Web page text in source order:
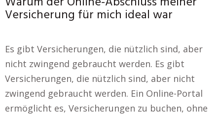
Versicherung für mich ideal war
Es gibt Versicherungen, die nützlich sind, aber
nicht zwingend gebraucht werden. Es gibt
Versicherungen, die nützlich sind, aber nicht
zwingend gebraucht werden. Ein Online-Portal
ermöglicht es, Versicherungen zu buchen, ohne